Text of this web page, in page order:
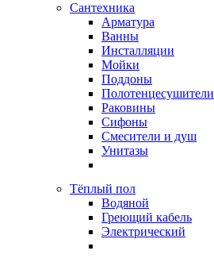
Сантехника
Арматура
Ванны
Инсталляции
Мойки
Поддоны
Полотенцесушители
Раковины
Сифоны
Смесители и душ
Унитазы
Тёплый пол
Водяной
Греющий кабель
Электрический